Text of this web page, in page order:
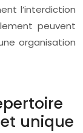
l’interdiction
peuvent
organisation
unique